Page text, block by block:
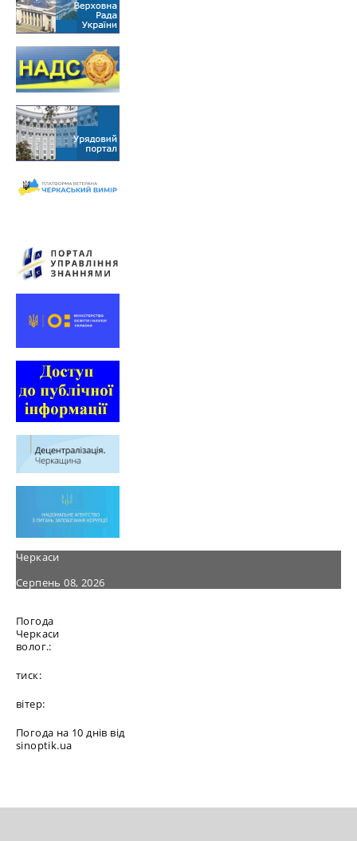
Черкаси
Серпень 08, 2026
Погода
Черкаси
волог.:
тиск:
вітер:
Погода на 10 днів від
sinoptik.ua